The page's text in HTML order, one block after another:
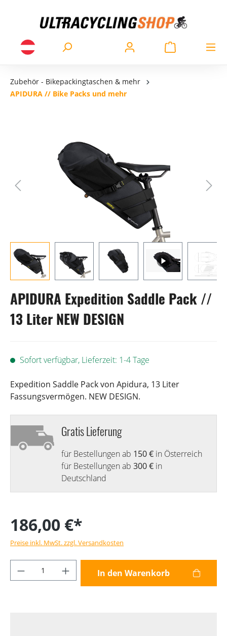
Zubehör - Bikepackingtaschen & mehr
APIDURA // Bike Packs und mehr
APIDURA Expedition Saddle Pack //
13 Liter NEW DESIGN
Sofort verfügbar, Lieferzeit: 1-4 Tage
Expedition Saddle Pack von Apidura, 13 Liter
Fassungsvermögen. NEW DESIGN.
Gratis Lieferung
für Bestellungen ab 150 € in Österreich
für Bestellungen ab 300 € in
Deutschland
186,00 €*
Preise inkl. MwSt. zzgl. Versandkosten
Produkt Anzahl: Gib den gewünschten
In den Warenkorb